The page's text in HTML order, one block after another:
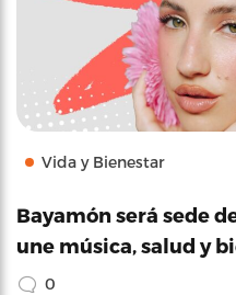
Vida y Bienestar
Bayamón será sede
une música, salud y
0